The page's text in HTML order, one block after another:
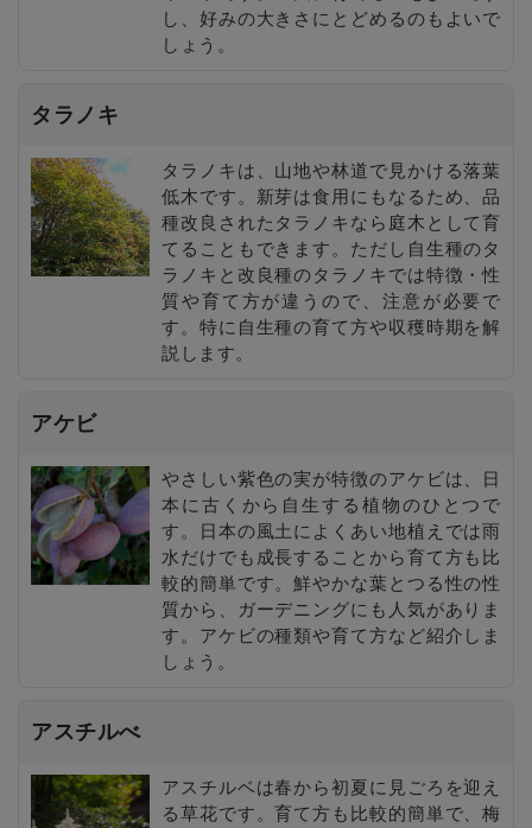
し、好みの大きさにとどめるのもよいで
しょう。
タラノキ
タラノキは、山地や林道で見かける落葉
低木です。新芽は食用にもなるため、品
種改良されたタラノキなら庭木として育
てることもできます。ただし自生種のタ
ラノキと改良種のタラノキでは特徴・性
質や育て方が違うので、注意が必要で
す。特に自生種の育て方や収穫時期を解
説します。
アケビ
やさしい紫色の実が特徴のアケビは、日
本に古くから自生する植物のひとつで
す。日本の風土によくあい地植えでは雨
水だけでも成長することから育て方も比
較的簡単です。鮮やかな葉とつる性の性
質から、ガーデニングにも人気がありま
す。アケビの種類や育て方など紹介しま
しょう。
アスチルべ
アスチルベは春から初夏に見ごろを迎え
る草花です。育て方も比較的簡単で、梅